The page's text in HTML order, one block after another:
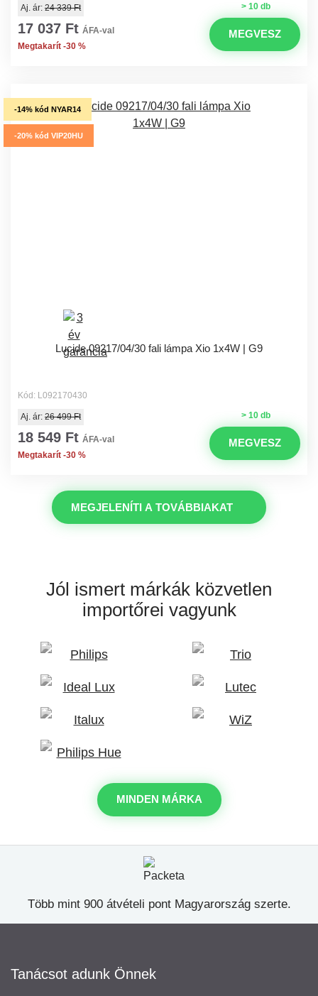
> 10 db
Aj. ár: 24 339 Ft
17 037 Ft ÁFA-val
Megtakarít -30 %
MEGVESZ
-14% kód NYAR14
-20% kód VIP20HU
Lucide 09217/04/30 fali lámpa Xio 1x4W | G9
Kód: L092170430
> 10 db
Aj. ár: 26 499 Ft
18 549 Ft ÁFA-val
Megtakarít -30 %
MEGVESZ
MEGJELENÍTI A TOVÁBBIAKAT
Jól ismert márkák közvetlen
importőrei vagyunk
MINDEN MÁRKA
Több mint 900 átvételi pont Magyarország szerte.
Tanácsot adunk Önnek